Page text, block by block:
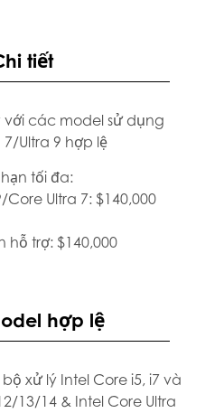
tiết
với các model sử dụng
Ultra 9 hợp lệ
tối đa:
Ultra 7: $140,000
hỗ trợ: $140,000
hợp lệ
xử lý Intel Core i5, i7 và
13/14 & Intel Core Ultra